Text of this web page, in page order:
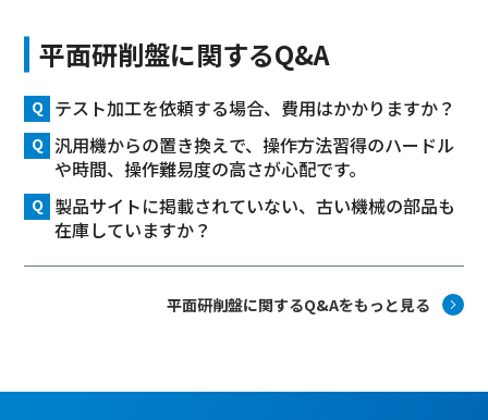
平面研削盤に関するQ&A
テスト加工を依頼する場合、費用はかかりますか？
汎用機からの置き換えで、操作方法習得のハードル
や時間、操作難易度の高さが心配です。
製品サイトに掲載されていない、古い機械の部品も
在庫していますか？
平面研削盤に関するQ&Aをもっと見る